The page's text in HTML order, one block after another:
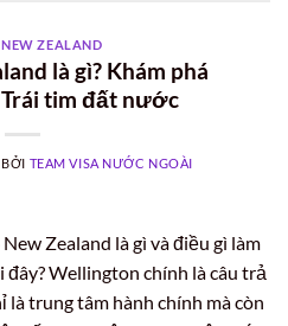
ZEALAND
là gì? Khám phá
tim đất nước
BỞI TEAM VISA NƯỚC NGOÀI
Zealand là gì và điều gì làm
Wellington chính là câu trả
trung tâm hành chính mà còn